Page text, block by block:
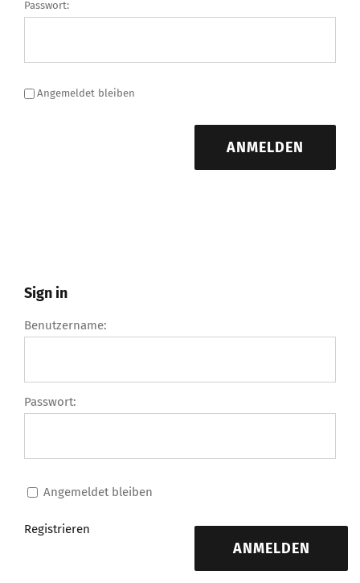
Passwort:
Angemeldet bleiben
ANMELDEN
Sign in
Benutzername:
Passwort:
Angemeldet bleiben
ANMELDEN
Registrieren